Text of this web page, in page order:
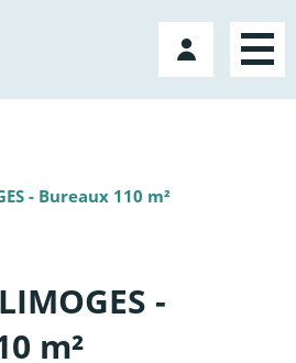
Mon
compte
- Bureaux 110 m²
-
m²